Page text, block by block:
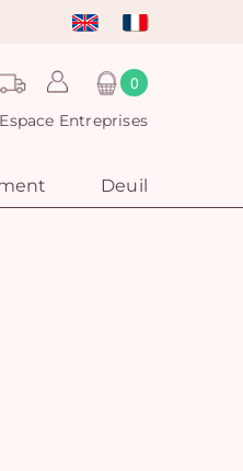
0
Espace Entreprises
Deuil